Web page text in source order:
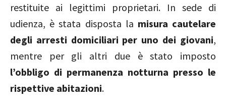
restituite ai legittimi proprietari. In sede di
udienza, è stata disposta la misura cautelare
degli arresti domiciliari per uno dei giovani,
mentre per gli altri due è stato imposto
l’obbligo di permanenza notturna presso le
rispettive abitazioni.